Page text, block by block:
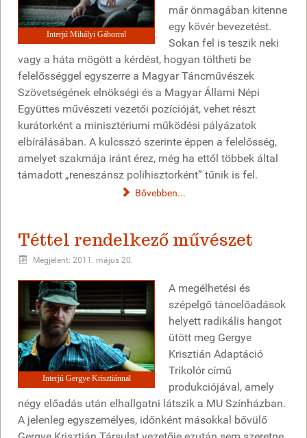
Interjú Mihályi Gáborral
már önmagában kitenne
egy kövér bevezetést.
Sokan fel is teszik neki
vagy a háta mögött a kérdést, hogyan töltheti be
felelősséggel egyszerre a Magyar Táncművészek
Szövetségének elnökségi és a Magyar Állami Népi
Együttes művészeti vezetői pozícióját, vehet részt
kurátorként a minisztériumi működési pályázatok
elbírálásában. A kulcsszó szerinte éppen a felelősség,
amelyet szakmája iránt érez, még ha ettől többek által
támadott „reneszánsz polihisztorként” tűnik is fel.
Bővebben...
Téttel rendelkező művészet
Megjelent: 2011. május 20.
Interjú Gergye Krisztiánnal
A megélhetési és
szépelgő táncelőadások
helyett radikális hangot
ütött meg Gergye
Krisztián Adaptáció
Trikolór című
produkciójával, amely
négy előadás után elhallgatni látszik a MU Színházban.
A jelenleg egyszemélyes, időnként másokkal bővülő